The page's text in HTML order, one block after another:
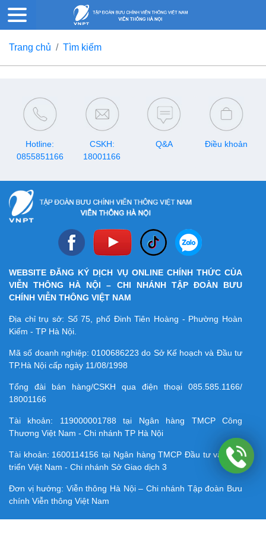
Trang chủ Tìm kiếm
Hotline:
0855851166
CSKH:
18001166
Q&A Điều khoản
WEBSITE ĐĂNG KÝ DỊCH VỤ ONLINE CHÍNH THỨC CỦA
VIỄN THÔNG HÀ NỘI – CHI NHÁNH TẬP ĐOÀN BƯU
CHÍNH VIỄN THÔNG VIỆT NAM
Địa chỉ trụ sở: Số 75, phố Đinh Tiên Hoàng - Phường Hoàn
Kiếm - TP Hà Nội.
Mã số doanh nghiệp:0100686223 do Sở Kế hoạch và Đầu tư
TP.Hà Nội cấp ngày 11/08/1998
Tổng đài bán hàng/CSKH qua điện thoại 085.585.1166/
18001166
Tài khoản: 119000001788 tại Ngân hàng TMCP Công
Thương Việt Nam - Chi nhánh TP Hà Nội
Tài khoản: 1600114156 tại Ngân hàng TMCP Ðầu tư và Phát
triển Việt Nam - Chi nhánh Sở Giao dịch 3
Đơn vị hưởng: Viễn thông Hà Nội – Chi nhánh Tập đoàn Bưu
chính Viễn thông Việt Nam